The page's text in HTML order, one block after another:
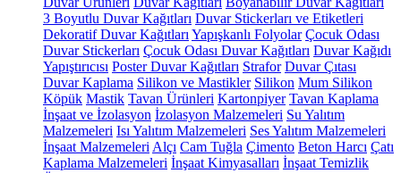
3 Boyutlu Duvar Kağıtları Duvar Stickerları ve Etiketleri
Dekoratif Duvar Kağıtları Yapışkanlı Folyolar Çocuk Odası
Duvar Stickerları Çocuk Odası Duvar Kağıtları Duvar Kağıdı
Yapıştırıcısı Poster Duvar Kağıtları Strafor Duvar Çıtası
Duvar Kaplama Silikon ve Mastikler Silikon Mum Silikon
Köpük Mastik Tavan Ürünleri Kartonpiyer Tavan Kaplama
İnşaat ve İzolasyon İzolasyon Malzemeleri Su Yalıtım
Malzemeleri Isı Yalıtım Malzemeleri Ses Yalıtım Malzemeleri
İnşaat Malzemeleri Alçı Cam Tuğla Çimento Beton Harcı Çatı
Kaplama Malzemeleri İnşaat Kimyasalları İnşaat Temizlik